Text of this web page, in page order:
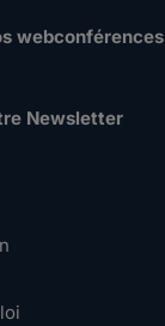
webconférences
Newsletter